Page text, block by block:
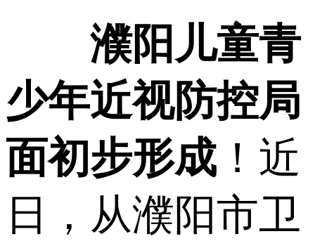
濮阳儿童青
少年近视防控局
面初步形成 ！近
日，从濮阳市卫